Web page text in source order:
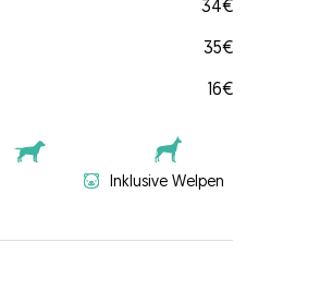
34€
35€
16€
Inklusive Welpen